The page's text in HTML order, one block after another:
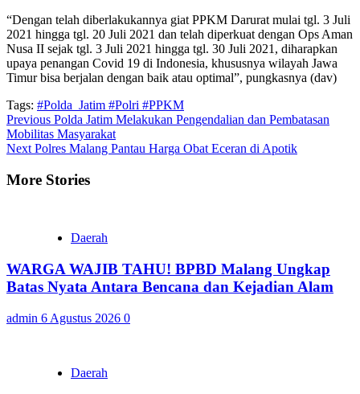
“Dengan telah diberlakukannya giat PPKM Darurat mulai tgl. 3 Juli
2021 hingga tgl. 20 Juli 2021 dan telah diperkuat dengan Ops Aman
Nusa II sejak tgl. 3 Juli 2021 hingga tgl. 30 Juli 2021, diharapkan
upaya penangan Covid 19 di Indonesia, khususnya wilayah Jawa
Timur bisa berjalan dengan baik atau optimal”, pungkasnya (dav)
Tags: #Polda_Jatim #Polri #PPKM
Continue
Reading
Previous Polda Jatim Melakukan Pengendalian dan Pembatasan
Mobilitas Masyarakat
Next Polres Malang Pantau Harga Obat Eceran di Apotik
More Stories
Daerah
WARGA WAJIB TAHU! BPBD Malang Ungkap
Batas Nyata Antara Bencana dan Kejadian Alam
admin 6 Agustus 2026 0
Daerah